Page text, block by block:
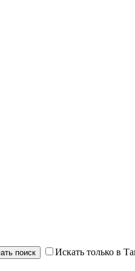
Искать только в